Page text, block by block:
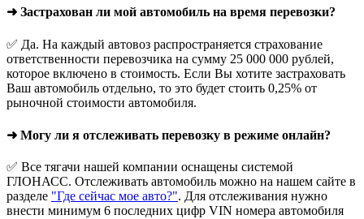
➜ Застрахован ли мой автомобиль на время перевозки?
✅ Да. На каждый автовоз распространяется страхование
ответственности перевозчика на сумму 25 000 000 рублей,
которое включено в стоимость. Если Вы хотите застраховать
Ваш автомобиль отдельно, то это будет стоить 0,25% от
рыночной стоимости автомобиля.
➜ Могу ли я отслеживать перевозку в режиме онлайн?
✅ Все тягачи нашей компании оснащены системой
ГЛОНАСС. Отслеживать автомобиль можно на нашем сайте в
разделе "Где сейчас мое авто?". Для отслеживания нужно
внести минимум 6 последних цифр VIN номера автомобиля